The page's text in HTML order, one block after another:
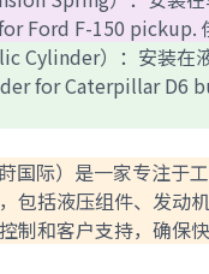
Ford F-150
Cylinder）：安装在
for Caterpillar D6
国际）是一家专注于
包括液压组件、发动
制和客户支持，确保